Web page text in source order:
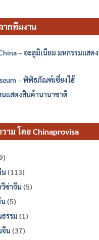
ากทีมงาน
– อะลูมิเนียม มหกรรมแสด
– พิพิธภัณฑ์เซี่ยงไฮ้
นแสดงสินค้านานาชาติ
ม โดย Chinaprovisa
น(113)
วีซ่าจีน(5)
(5)
รรม (1)
จีน(37)